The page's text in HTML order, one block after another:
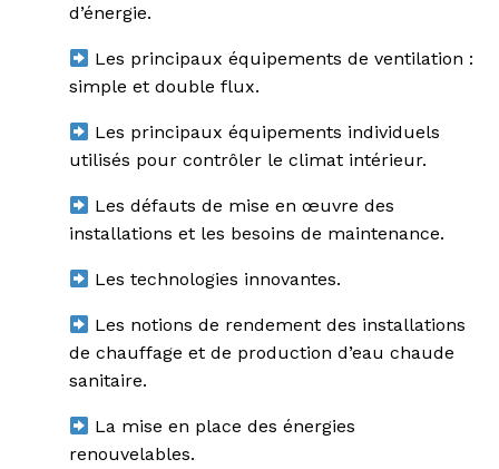
d’énergie.
Les principaux équipements de ventilation :
simple et double flux.
Les principaux équipements individuels
utilisés pour contrôler le climat intérieur.
Les défauts de mise en œuvre des
installations et les besoins de maintenance.
Les technologies innovantes.
Les notions de rendement des installations
de chauffage et de production d’eau chaude
sanitaire.
La mise en place des énergies
renouvelables.